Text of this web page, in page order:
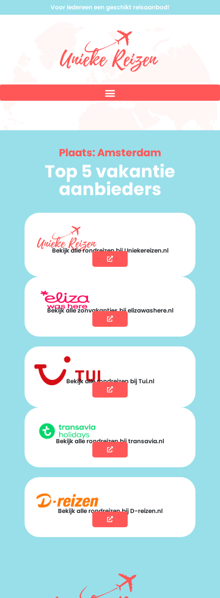
Voor iedereen een geschikt reisaanbod!
Plaats: Amsterdam
Top 5 vakantie
aanbieders
Bekijk alle rondreizen bij Uniekereizen.nl
Bekijk alle zonvakanties bij elizawashere.nl
Bekijk alle rondreizen bij Tui.nl
Bekijk alle rondreizen bij transavia.nl
Bekijk alle rondreizen bij D-reizen.nl